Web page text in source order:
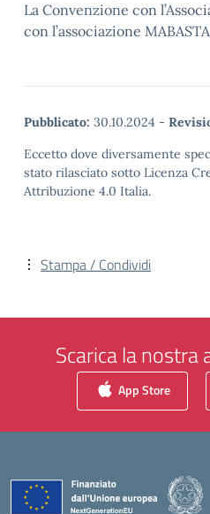
La Convenzione con
con l’associazione MABASTA
Pubblicato: 30.10.2024 -
Eccetto dove diversamente
stato rilasciato sotto Licenza
Attribuzione 4.0 Italia.
Stampa / Condividi
Scarica la nostra
App Store